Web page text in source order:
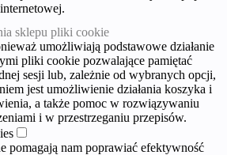
sklepu pliki cookie
umożliwiają podstawowe działanie
pliki cookie pozwalające pamiętać
sesji lub, zależnie od wybranych opcji,
jest umożliwienie działania koszyka i
a także pomoc w rozwiązywaniu
i w przestrzeganiu przepisów.
pomagają nam poprawiać efektywność